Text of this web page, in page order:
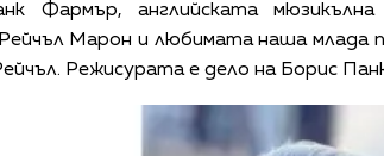
Фармър, английската
Марон и любимата наша млада
Режисурата е дело на Борис